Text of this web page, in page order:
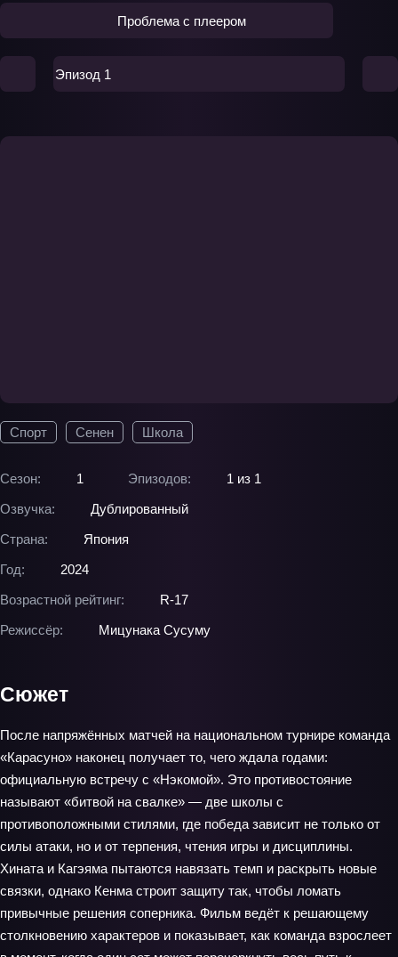
Спорт Сенен Школа
Сезон: 1 Эпизодов:
1 из 1
Озвучка:
Дублированный
Страна:
Япония
Год:
2024
Возрастной рейтинг:
R-17
Режиссёр:
Мицунака Сусуму
Проблема с плеером
Эпизод 1
Сюжет
После напряжённых матчей на национальном турнире команда
«Карасуно» наконец получает то, чего ждала годами:
официальную встречу с «Нэкомой». Это противостояние
называют «битвой на свалке» — две школы с
противоположными стилями, где победа зависит не только от
силы атаки, но и от терпения, чтения игры и дисциплины.
Хината и Кагэяма пытаются навязать темп и раскрыть новые
связки, однако Кенма строит защиту так, чтобы ломать
привычные решения соперника. Фильм ведёт к решающему
столкновению характеров и показывает, как команда взрослеет